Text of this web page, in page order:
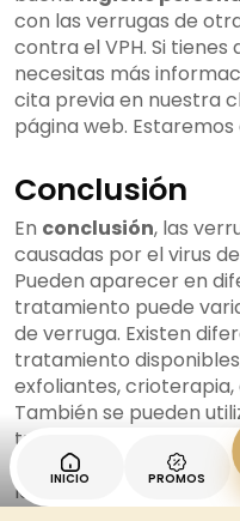
con las verrugas de
contra el VPH. Si
necesitas más
cita previa en nuestra
página web.
Conclusión
En conclusión, las
causadas por el virus
Pueden aparecer en
tratamiento puede
de verruga. Existen
tratamiento
exfoliantes,
También se pueden
tratar las verrugas. Es
temprano y seguir
la extensión y el
INICIO PROMOS